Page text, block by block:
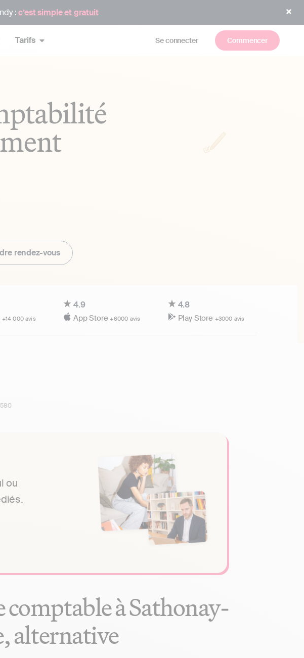
:c’est simple et gratuit
Tarifs Se connecter Commencer
rendez-vous
+14 000 avis
4.9
App Store+6000 avis
4.8
Play Store +3000 avis
ou
à Sathonay-
alternative